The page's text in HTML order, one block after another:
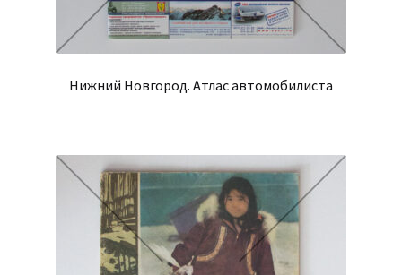
Нижний Новгород. Атлас автомобилиста